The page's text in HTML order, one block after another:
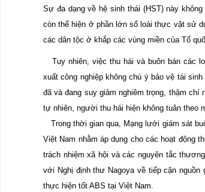
Sự đa dạng về hệ sinh thái (HST) này
còn thể hiện ở phần lớn số loài thực vật sử
các dân tộc ở khắp các vùng miền của Tổ
Tuy nhiên, việc thu hái và buôn bán các
xuất công nghiệp không chú ý bảo vệ tái
đã và đang suy giảm nghiêm trọng, thậm
tự nhiên, người thu hái hiện không tuân theo
Trong thời​ gian qua, Mạng lưới giám sát
Việt Nam nhằm áp dụng cho các hoạt động
trách nhiệm xã hội và các nguyên tắc
với Nghị định thư Nagoya về tiếp cận
thực hiện tốt ABS tại Việt Nam.